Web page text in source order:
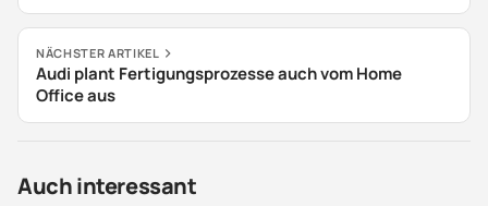
NÄCHSTER ARTIKEL
Audi plant Fertigungsprozesse auch vom Home
Office aus
Auch interessant